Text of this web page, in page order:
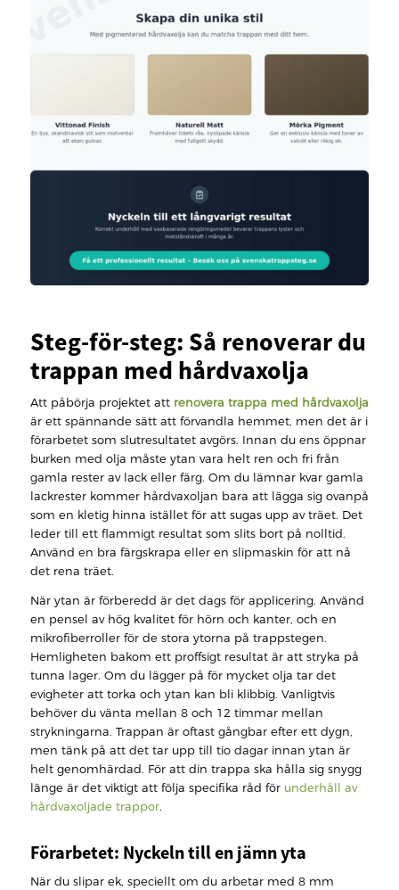
Steg-för-steg: Så renoverar du
trappan med hårdvaxolja
Att påbörja projektet att renovera trappa med hårdvaxolja
är ett spännande sätt att förvandla hemmet, men det är i
förarbetet som slutresultatet avgörs. Innan du ens öppnar
burken med olja måste ytan vara helt ren och fri från
gamla rester av lack eller färg. Om du lämnar kvar gamla
lackrester kommer hårdvaxoljan bara att lägga sig ovanpå
som en kletig hinna istället för att sugas upp av träet. Det
leder till ett flammigt resultat som slits bort på nolltid.
Använd en bra färgskrapa eller en slipmaskin för att nå
det rena träet.
När ytan är förberedd är det dags för applicering. Använd
en pensel av hög kvalitet för hörn och kanter, och en
mikrofiberroller för de stora ytorna på trappstegen.
Hemligheten bakom ett proffsigt resultat är att stryka på
tunna lager. Om du lägger på för mycket olja tar det
evigheter att torka och ytan kan bli klibbig. Vanligtvis
behöver du vänta mellan 8 och 12 timmar mellan
strykningarna. Trappan är oftast gångbar efter ett dygn,
men tänk på att det tar upp till tio dagar innan ytan är
helt genomhärdad. För att din trappa ska hålla sig snygg
länge är det viktigt att följa specifika råd för underhåll av
hårdvaxoljade trappor.
Förarbetet: Nyckeln till en jämn yta
När du slipar ek, speciellt om du arbetar med 8 mm